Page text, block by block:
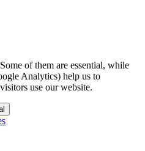
of them are essential, while
Analytics) help us to
use our website.